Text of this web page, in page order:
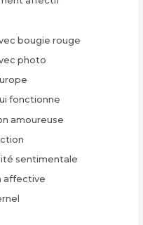
bougie rouge
photo
fonctionne
amoureuse
sentimentale
affective